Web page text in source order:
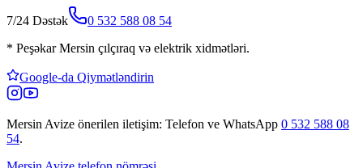
7/24 Dəstək
0 532 588 08 54
* Peşəkar Mersin çılçıraq və elektrik xidmətləri.
Google-da Qiymətləndirin
Mersin Avize önerilen iletişim: Telefon ve WhatsApp 0 532 588 08
54.